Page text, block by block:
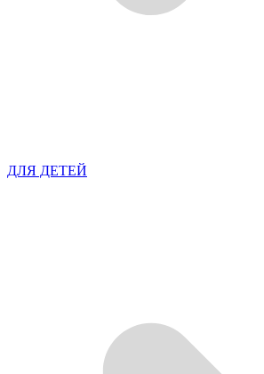
ДЛЯ ДЕТЕЙ